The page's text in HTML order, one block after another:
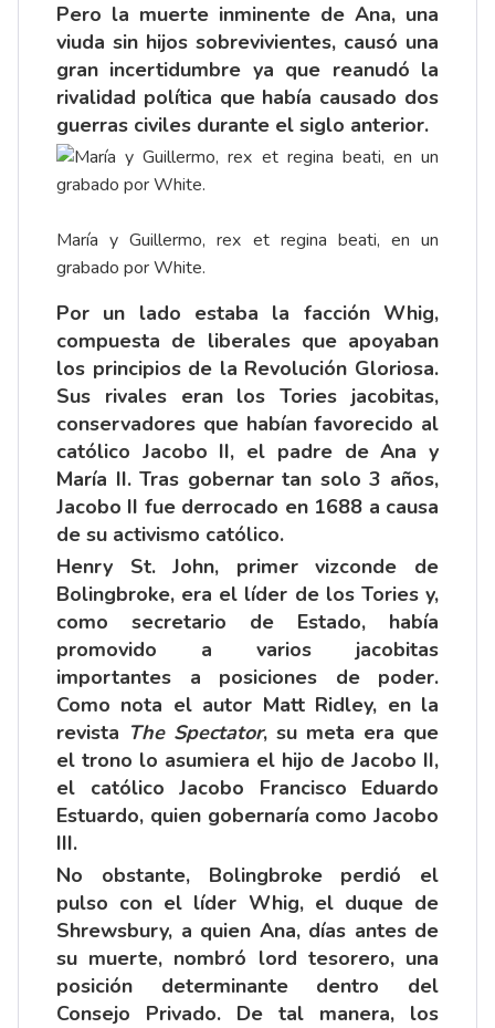
Pero la muerte inminente de Ana, una
viuda sin hijos sobrevivientes, causó una
gran incertidumbre ya que reanudó la
rivalidad política que había causado dos
guerras civiles durante el siglo anterior.
María y Guillermo, rex et regina beati, en un
grabado por White.
Por un lado estaba la facción Whig,
compuesta de liberales que apoyaban
los principios de la Revolución Gloriosa.
Sus rivales eran los Tories jacobitas,
conservadores que habían favorecido al
católico Jacobo II, el padre de Ana y
María II. Tras gobernar tan solo 3 años,
Jacobo II fue derrocado en 1688 a causa
de su activismo católico.
Henry St. John, primer vizconde de
Bolingbroke, era el líder de los Tories y,
como secretario de Estado, había
promovido a varios jacobitas
importantes a posiciones de poder.
Como nota el autor Matt Ridley, en la
revista The Spectator, su meta era que
el trono lo asumiera el hijo de Jacobo II,
el católico Jacobo Francisco Eduardo
Estuardo, quien gobernaría como Jacobo
III.
No obstante, Bolingbroke perdió el
pulso con el líder Whig, el duque de
Shrewsbury, a quien Ana, días antes de
su muerte, nombró lord tesorero, una
posición determinante dentro del
Consejo Privado. De tal manera, los